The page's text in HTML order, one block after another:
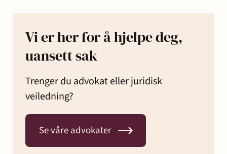
Vi er her for å hjelpe deg,
uansett sak
Trenger du advokat eller juridisk
veiledning?
Se våre advokater